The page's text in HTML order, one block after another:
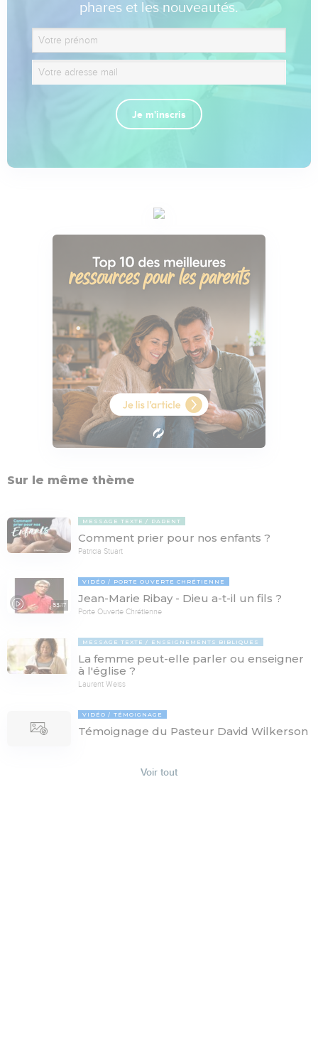
phares et les nouveautés.
Je m'inscris
Sur le même thème
MESSAGE TEXTE PARENT
Comment prier pour nos enfants ?
Patricia Stuart
53:17
VIDÉO PORTE OUVERTE CHRÉTIENNE
Jean-Marie Ribay - Dieu a-t-il un fils ?
Porte Ouverte Chrétienne
MESSAGE TEXTE ENSEIGNEMENTS BIBLIQUES
La femme peut-elle parler ou enseigner
à l'église ?
Laurent Weiss
VIDÉO TÉMOIGNAGE
Témoignage du Pasteur David Wilkerson
Voir tout